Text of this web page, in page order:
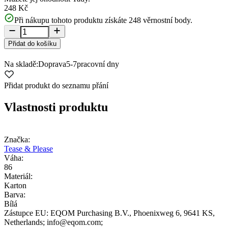
248 Kč
Při nákupu tohoto produktu získáte 248 věrnostní body.
Přidat do košíku
Na skladě:Doprava5-7pracovní dny
Přidat produkt do seznamu přání
Vlastnosti produktu
Značka:
Tease & Please
Váha:
86
Materiál:
Karton
Barva:
Bílá
Zástupce EU: EQOM Purchasing B.V., Phoenixweg 6, 9641 KS,
Netherlands; info@eqom.com;